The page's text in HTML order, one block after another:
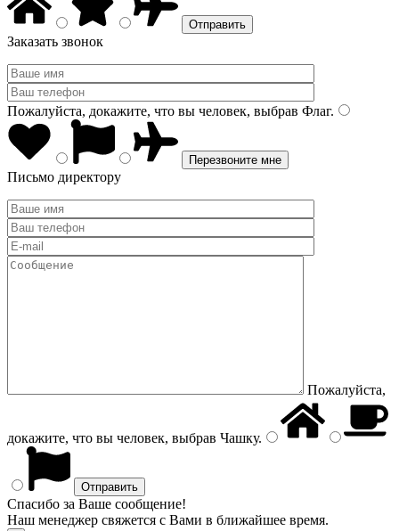
Заказать звонок
Пожалуйста, докажите, что вы человек, выбрав Флаг.
Письмо директору
Пожалуйста,
докажите, что вы человек, выбрав Чашку.
Спасибо за Ваше сообщение!
Наш менеджер свяжется с Вами в ближайшее время.